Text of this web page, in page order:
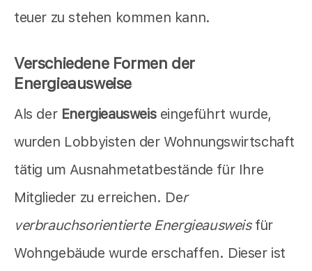
teuer zu stehen kommen kann.
Verschiedene Formen der
Energieausweise
Als der Energieausweiseingeführt wurde,
wurden Lobbyisten der Wohnungswirtschaft
tätig um Ausnahmetatbestände für Ihre
Mitglieder zu erreichen. Der
verbrauchsorientierte Energieausweisfür
Wohngebäude wurde erschaffen. Dieser ist